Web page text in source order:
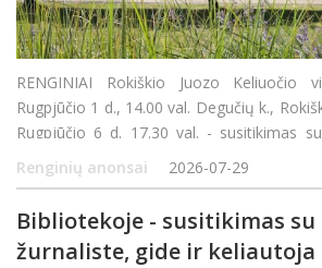
RENGINIAI Rokiškio Juozo Keliuočio
Rugpjūčio 1 d., 14.00 val. Degučių k.,
Rugpjūčio 6 d. 17.30 val. - susitikimas su
gide ir keliautoja Lina Ever. Liepa &ndash
Renginių anonsai 2026-07-29
Bibliotekoje - susitikimas
žurnaliste, gide ir keliautoja